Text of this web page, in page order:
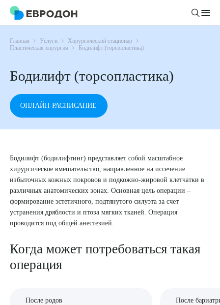
Личный кабинет
О компании
Новости
Статьи
Врачам
Правовая информация
Политика конфиденциальности
Пользовательское соглашение
Врачи
Лабораторная диагностика
Инструментальная диагностика
Хирургический стационар
Подготовка к анализам
Подготовка к диагностике
ДМС
Акции
Филиалы
Главная Услуги
Хирургический стационар
Пластическая хирургия
Бодилифт (торсопластика)
Бодилифт (торсопластика)
ОНЛАЙН-РАСПИСАНИЕ
Бодилифт (бодилифтинг) представляет собой масштабное
хирургическое вмешательство, направленное на иссечение
избыточных кожных покровов и подкожно-жировой клетчатки в
различных анатомических зонах. Основная цель операции –
формирование эстетичного, подтянутого силуэта за счет
устранения дряблости и птоза мягких тканей. Операция
проводится под общей анестезией.
Когда может потребоваться такая
операция
После родов
После